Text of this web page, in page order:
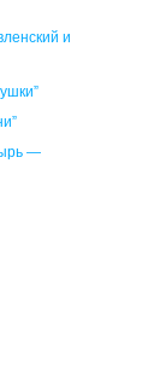
и
—